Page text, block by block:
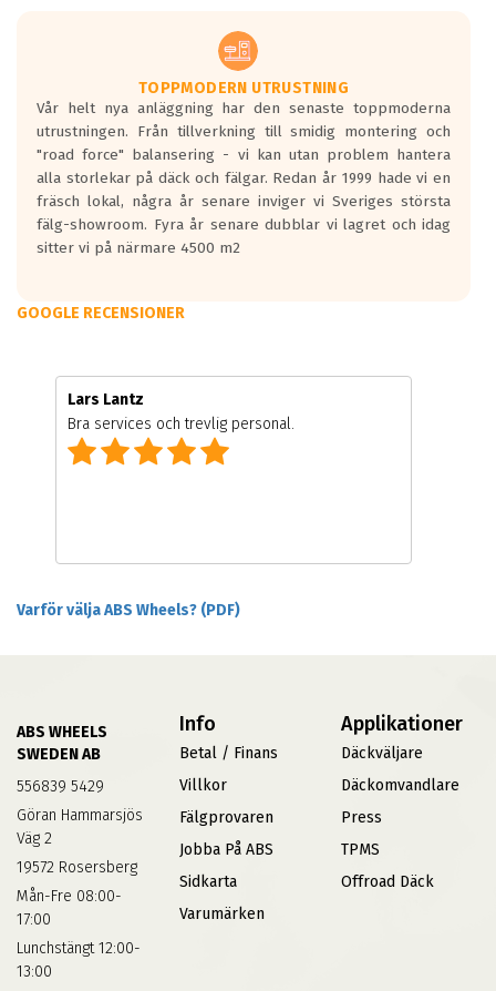
TOPPMODERN UTRUSTNING
Vår helt nya anläggning har den senaste toppmoderna
utrustningen. Från tillverkning till smidig montering och
"road force" balansering - vi kan utan problem hantera
alla storlekar på däck och fälgar. Redan år 1999 hade vi en
fräsch lokal, några år senare inviger vi Sveriges största
fälg-showroom. Fyra år senare dubblar vi lagret och idag
sitter vi på närmare 4500 m2
GOOGLE RECENSIONER
Lars Lantz
Bra services och trevlig personal.
Varför välja ABS Wheels? (PDF)
ABS WHEELS
SWEDEN AB
556839 5429
Göran Hammarsjös
Väg 2
19572 Rosersberg
Mån-Fre 08:00-
17:00
Lunchstängt 12:00-
13:00
Info
Betal / Finans
Villkor
Fälgprovaren
Jobba På ABS
Sidkarta
Varumärken
Applikationer
Däckväljare
Däckomvandlare
Press
TPMS
Offroad Däck